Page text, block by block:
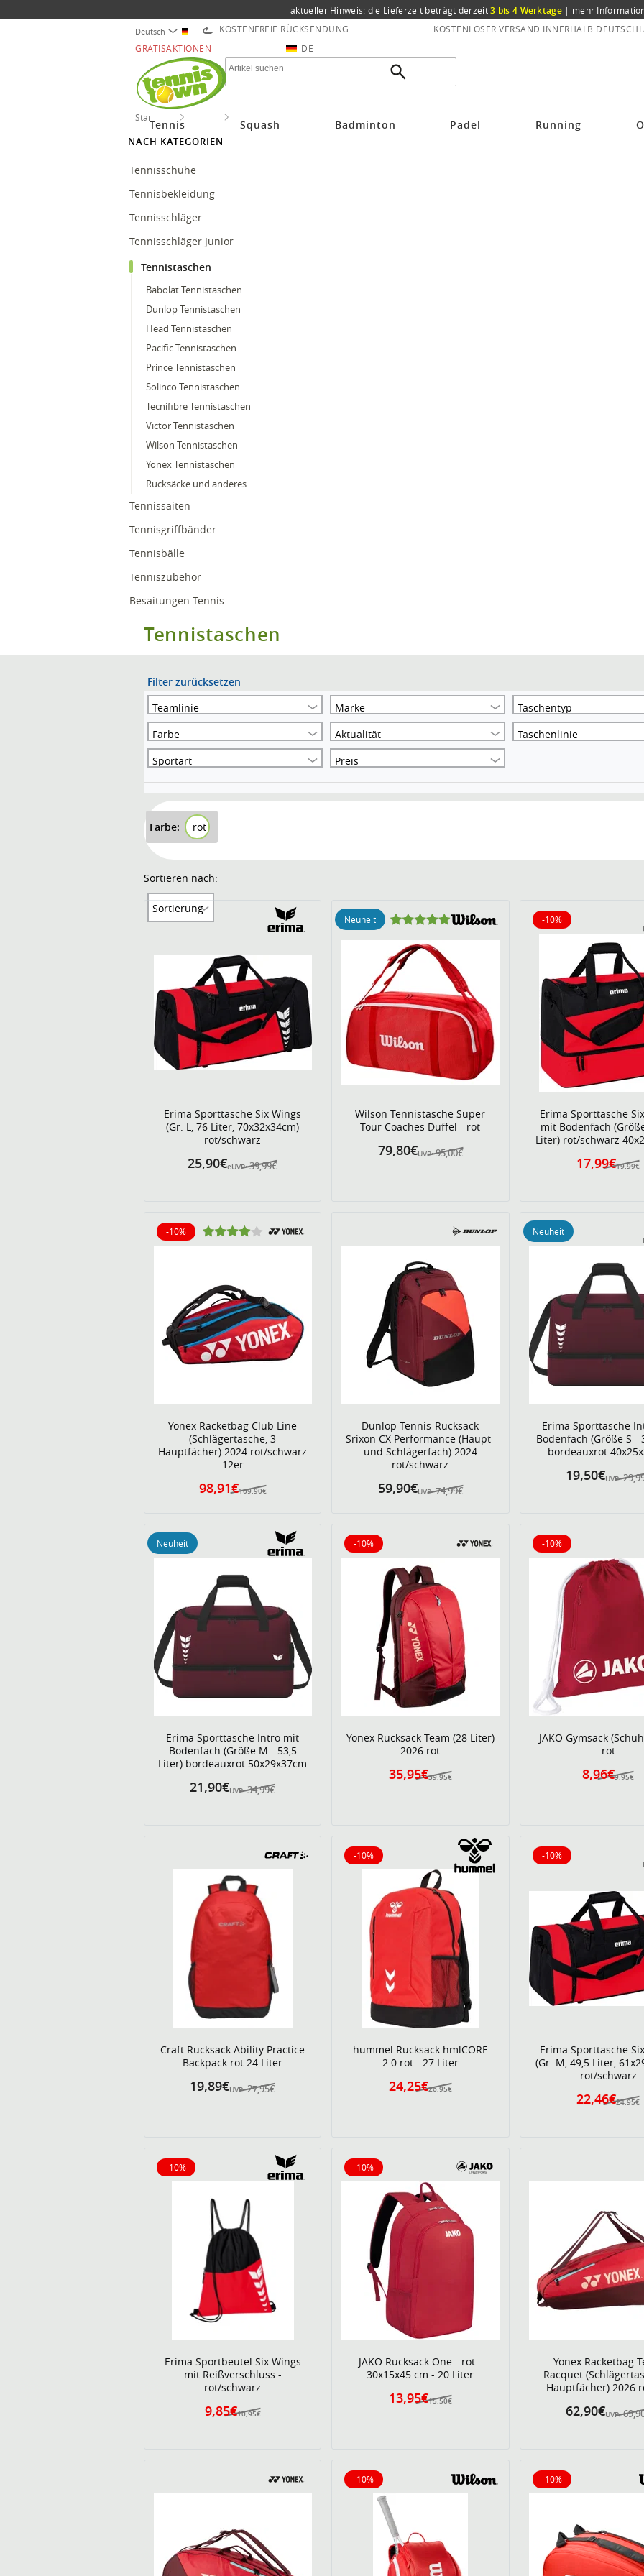
aktueller Hinweis: die Lieferzeit beträgt derzeit3 bis 4 Werktage | mehr
Deutsch KOSTENFREIE RÜCKSENDUNG
KOSTENLOSER VERSAND INNERHALB
GRATISAKTIONEN
DE
Tennis Squash Badminton Padel Running
Startseite
NACH KATEGORIEN
Tennisschuhe
Tennisbekleidung
Tennisschläger
Tennisschläger Junior
Tennistaschen
Babolat Tennistaschen
Dunlop Tennistaschen
Head Tennistaschen
Pacific Tennistaschen
Prince Tennistaschen
Solinco Tennistaschen
Tecnifibre Tennistaschen
Victor Tennistaschen
Wilson Tennistaschen
Yonex Tennistaschen
Rucksäcke und anderes
Tennissaiten
Tennisgriffbänder
Tennisbälle
Tenniszubehör
Besaitungen Tennis
Tennistaschen
Filter zurücksetzen
Teamlinie
Marke
Taschentyp
Farbe
Aktualität
Taschenlinie
Sportart
Preis
Farbe: rot
Sortieren nach:
Sortierung
Erima Sporttasche Six Wings
(Gr. L, 76 Liter, 70x32x34cm)
rot/schwarz
eUVP: 39,99€
25,90€
Wilson Tennistasche Super
Tour Coaches Duffel - rot
UVP: 95,00€
79,80€
Neuheit
Erima Sporttasche
mit Bodenfach
Liter) rot/schwarz
19,99€
17,99€
-10%
10% reduziert
Yonex Racketbag Club Line
(Schlägertasche, 3
Hauptfächer) 2024 rot/schwarz
12er
109,90€
98,91€
-10%
10% reduziert
Dunlop Tennis-Rucksack
Srixon CX Performance (Haupt-
und Schlägerfach) 2024
rot/schwarz
UVP: 74,99€
59,90€
Erima Sporttasche
Bodenfach (Größe S -
bordeauxrot
UVP:
19,50€
Neuheit
Erima Sporttasche Intro mit
Bodenfach (Größe M - 53,5
Liter) bordeauxrot 50x29x37cm
UVP: 34,99€
21,90€
Neuheit
Yonex Rucksack Team (28 Liter)
2026 rot
39,95€
35,95€
-10%
10% reduziert
JAKO Gymsack
rot
9,95€
8,96€
-10%
10% reduziert
Craft Rucksack Ability Practice
Backpack rot 24 Liter
UVP: 27,95€
19,89€
hummel Rucksack hmlCORE
2.0 rot - 27 Liter
26,95€
24,25€
-10%
10% reduziert
Erima Sporttasche
(Gr. M, 49,5 Liter,
rot/schwarz
24,95€
22,46€
-10%
10% reduziert
Erima Sportbeutel Six Wings
mit Reißverschluss -
rot/schwarz
10,95€
9,85€
-10%
10% reduziert
JAKO Rucksack One - rot -
30x15x45 cm - 20 Liter
15,50€
13,95€
-10%
10% reduziert
Yonex Racketbag
Racquet
Hauptfächer) 2026
UVP:
62,90€
-10%
10% reduziert
-10%
10% reduziert